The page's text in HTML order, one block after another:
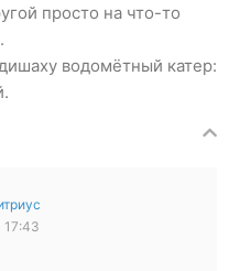
просто на что-то
водомётный катер:
17:43